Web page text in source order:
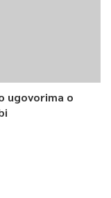
ugovorima o